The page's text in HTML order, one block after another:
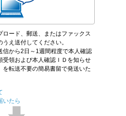
ロード、郵送、またはファックス
え送付してください。
信から2日～1週間程度で本人確認
受領および本人確認ＩＤを知らせ
を転送不要の簡易書留で発送いた
いたら